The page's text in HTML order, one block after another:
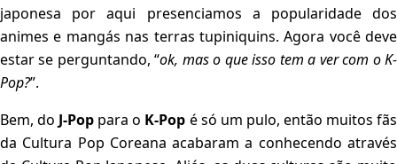
japonesa por aqui presenciamos a popularidade dos
animes e mangás nas terras tupiniquins. Agora você deve
estar se perguntando, “ok, mas o que isso tem a ver com o K-
Pop?”.
Bem, do J-Pop para o K-Pop é só um pulo, então muitos fãs
da Cultura Pop Coreana acabaram a conhecendo através